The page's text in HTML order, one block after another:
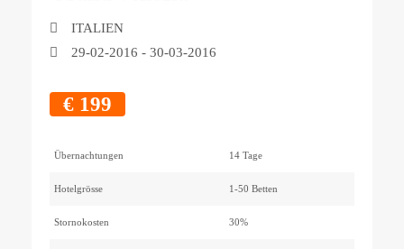
ITALIEN
29-02-2016 - 30-03-2016
€ 199
Übernachtungen 14 Tage
Hotelgrösse 1-50 Betten
Stornokosten 30%